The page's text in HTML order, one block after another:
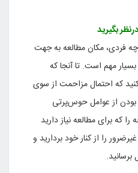
فردی، مکان مطالعه به جهت
مهم است. تا آنجا که
که احتمال مزاحمت از سوی
از عوامل حوس‌پرتی
که برای مطالعه نیاز دارید
را از کنار خود بردارید و